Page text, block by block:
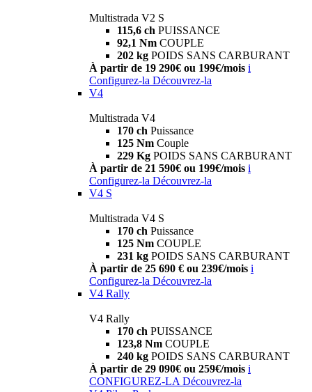
Multistrada V2 S
115,6 ch PUISSANCE
92,1 Nm COUPLE
202 kg POIDS SANS CARBURANT
À partir de 19 290€ ou 199€/mois i
Configurez-la Découvrez-la
V4
Multistrada V4
170 ch Puissance
125 Nm Couple
229 Kg POIDS SANS CARBURANT
À partir de 21 590€ ou 199€/mois i
Configurez-la Découvrez-la
V4 S
Multistrada V4 S
170 ch Puissance
125 Nm COUPLE
231 kg POIDS SANS CARBURANT
À partir de 25 690 € ou 239€/mois i
Configurez-la Découvrez-la
V4 Rally
V4 Rally
170 ch PUISSANCE
123,8 Nm COUPLE
240 kg POIDS SANS CARBURANT
À partir de 29 090€ ou 259€/mois i
CONFIGUREZ-LA Découvrez-la